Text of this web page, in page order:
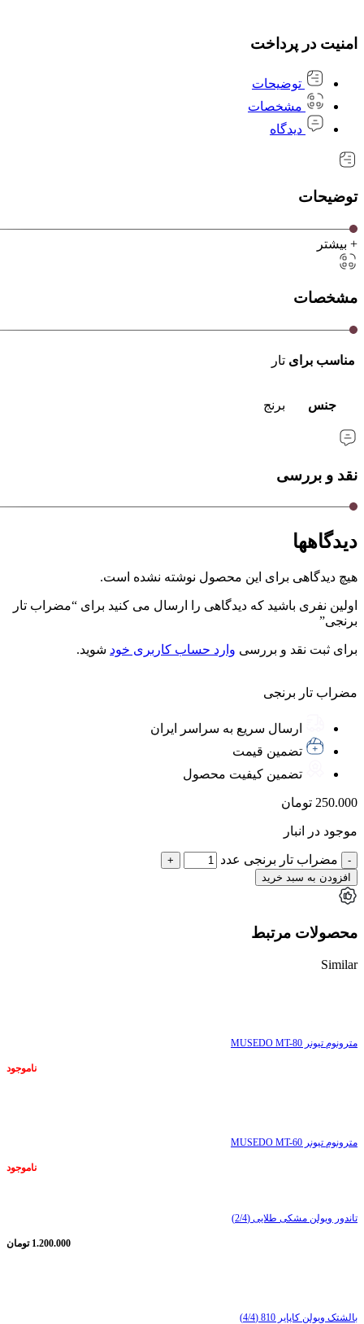
امنیت در پرداخت
توضیحات
مشخصات
دیدگاه
توضیحات
+ بیشتر
مشخصات
مناسب برای تار
جنس برنج
نقد و بررسی
دیدگاهها
هیچ دیدگاهی برای این محصول نوشته نشده است.
اولین نفری باشید که دیدگاهی را ارسال می کنید برای “مضراب تار
برنجی”
برای ثبت نقد و بررسی وارد حساب کاربری خود شوید.
مضراب تار برنجی
ارسال سریع به سراسر ایران
تضمین قیمت
تضمین کیفیت محصول
250.000 تومان
موجود در انبار
مضراب تار برنجی عدد
افزودن به سبد خرید
محصولات مرتبط
Similar
مترونوم تیونر MUSEDO MT-80
ناموجود
مترونوم تیونر MUSEDO MT-60
ناموجود
تاندور ویولن مشکی طلایی (2/4)
1.200.000 تومان
بالشتک ویولن کاپایر 810 (4/4)